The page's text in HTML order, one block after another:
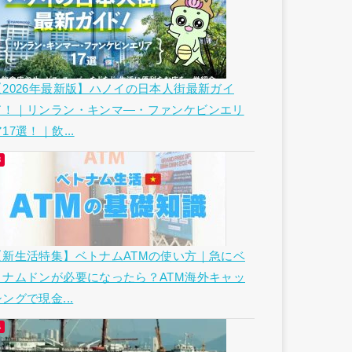
2026年最新版】ハノイの日本人街最新ガイ
！｜リンラン・キンマ―・ファンケビンエリ
17選！｜飲...
新生活特集】ベトナムATMの使い方｜急にベ
ナムドンが必要になったら？ATM海外キャッ
ングで現金...